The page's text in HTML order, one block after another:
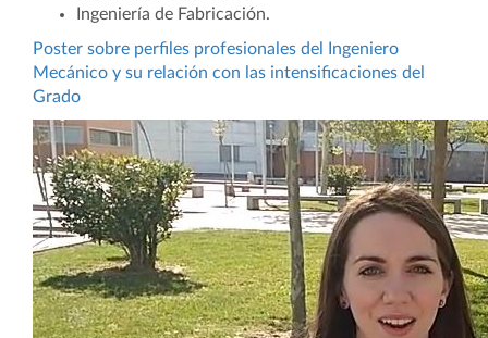
Ingeniería de Fabricación.
Poster sobre perfiles profesionales del Ingeniero
Mecánico y su relación con las intensificaciones del
Grado